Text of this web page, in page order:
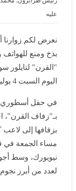
نعرض لكم زوارنا
بذخ ومنع للهواتف
"القرن" لتايلور
اليوم السبت 4 يوليو 2026 06:39 صباحاً
في حفل أسطوري
القرن"، احتفلت
لاعب كرة القدم
قاعة ماديسون
سرية غير مسبوقة
والرياضة.